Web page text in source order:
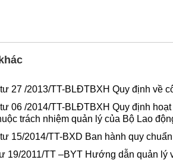
27 /2013/TT-BLĐTBXH Quy định về
06 /2014/TT-BLĐTBXH Quy định
trách nhiệm quản lý của Bộ Lao
15/2014/TT-BXD Ban hành quy
19/2011/TT –BYT Hướng dẫn quản